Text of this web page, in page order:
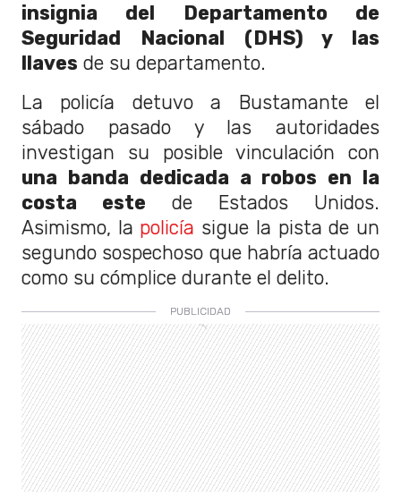
insignia del Departamento de
Seguridad Nacional (DHS) y las
llaves de su departamento.
La policía detuvo a Bustamante el
sábado pasado y las autoridades
investigan su posible vinculación con
una banda dedicada a robos en la
costa este de Estados Unidos.
Asimismo, la policía sigue la pista de un
segundo sospechoso que habría actuado
como su cómplice durante el delito.